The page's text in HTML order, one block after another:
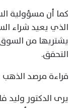
كما أن مسؤولية
الذي يعيد شراء
يشتريها من
التحقق.
قراءة مرصد الذهب
يرى الدكتور وليد